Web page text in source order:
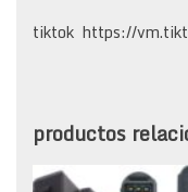
tiktok https://
productos